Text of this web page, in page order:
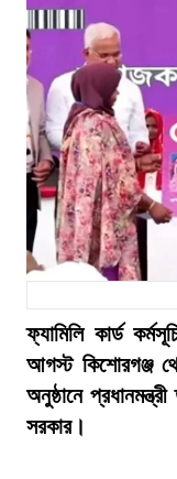
ফ্যামিলি কার্ড
আগস্ট কিশোরগঞ্জ
অনুষ্ঠানে
সরকার।